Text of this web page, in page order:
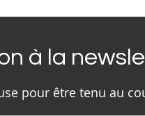
à la
pour être tenu au